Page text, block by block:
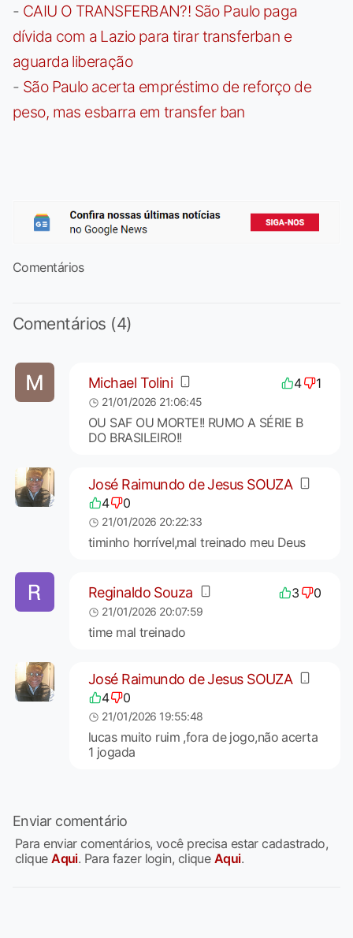
- CAIU O TRANSFERBAN?! São Paulo paga
dívida com a Lazio para tirar transferban e
aguarda liberação
- São Paulo acerta empréstimo de reforço de
peso, mas esbarra em transfer ban
Comentários
Comentários (4)
Michael Tolini 4 1
21/01/2026 21:06:45
OU SAF OU MORTE!! RUMO A SÉRIE B
DO BRASILEIRO!!
José Raimundo de Jesus SOUZA
4 0
21/01/2026 20:22:33
timinho horrível,mal treinado meu Deus
Reginaldo Souza 3 0
21/01/2026 20:07:59
time mal treinado
José Raimundo de Jesus SOUZA
4 0
21/01/2026 19:55:48
lucas muito ruim ,fora de jogo,não acerta
1 jogada
Enviar comentário
Para enviar comentários, você precisa estar cadastrado,
cliqueAqui. Para fazer login, clique Aqui.